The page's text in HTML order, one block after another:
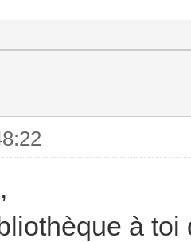
à toi